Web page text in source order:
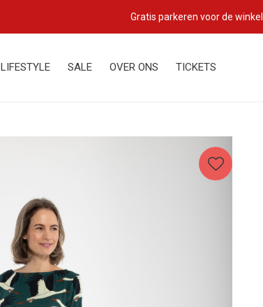
LIFESTYLE SALE OVER ONS TICKETS
Lekker eigenzinnig!